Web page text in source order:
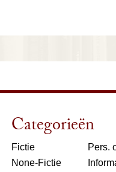
Categorieën
Fictie
None-Fictie
Pers.